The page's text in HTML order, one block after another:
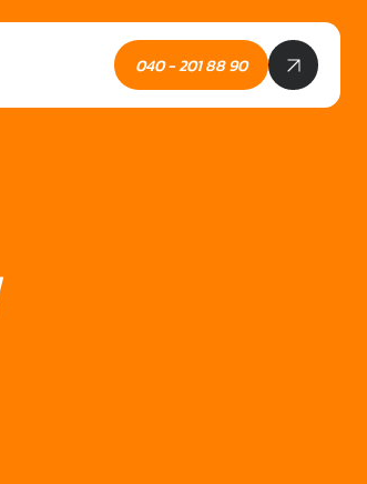
040 - 201 88 90